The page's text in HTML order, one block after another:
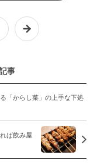
事
「からし菜」の上手な下処
ば飲み屋